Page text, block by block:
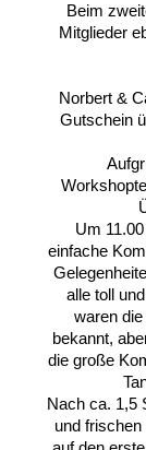
Beim
Mitglieder
Norbert &
Gutschein
Um
einfache
alle toll
waren
bekannt,
die große
Nach ca. 1,5
und